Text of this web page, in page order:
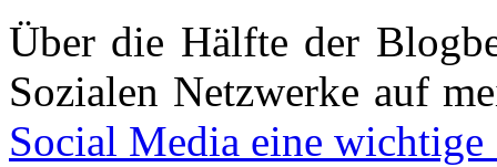
Über die Hälfte der
Sozialen Netzwerke auf
Social Media eine wichtige